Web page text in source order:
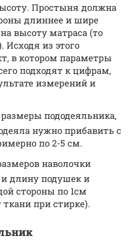
Простыня должна
длиннее и шире
высоту матраса (то
Исходя из этого
в котором параметры
подходят к цифрам,
измерений и
пододеяльника,
нужно прибавить с
по 2-5 см.
наволочки
длину подушек и
стороны по 1см
при стирке).